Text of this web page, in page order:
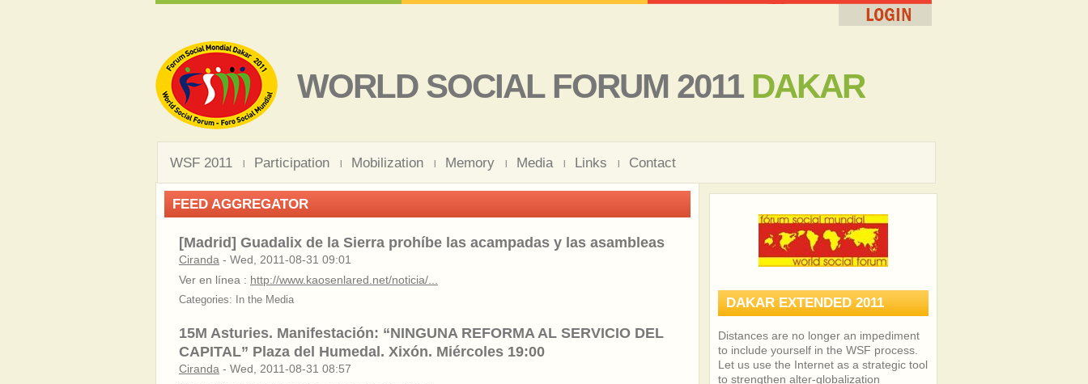
WORLD SOCIAL FORUM 2011 DAKAR
FEED AGGREGATOR
[Madrid] Guadalix de la Sierra prohíbe las acampadas y las asambleas
Ciranda - Wed, 2011-08-31 09:01
Ver en línea : http://www.kaosenlared.net/noticia/...
Categories: In the Media
15M Asturies. Manifestación: “NINGUNA REFORMA AL SERVICIO DEL
CAPITAL” Plaza del Humedal. Xixón. Miércoles 19:00
Ciranda - Wed, 2011-08-31 08:57
WSF 2011 Participation Mobilization Memory Media Links Contact
DAKAR EXTENDED 2011
Distances are no longer an impediment
to include yourself in the WSF process.
Let us use the Internet as a strategic tool
to strengthen alter-globalization